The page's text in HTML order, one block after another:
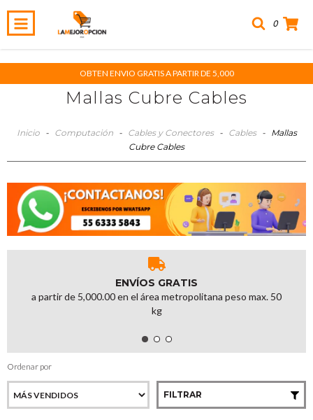
0
OBTEN ENVIO GRATIS A PARTIR DE 5,000
Mallas Cubre Cables
Inicio - Computación - Cables y Conectores - Cables -
Mallas
Cubre Cables
ENVÍOS GRATIS
a partir de 5,000.00 en el área metropolitana peso max. 50
kg
Ordenar por
FILTRAR